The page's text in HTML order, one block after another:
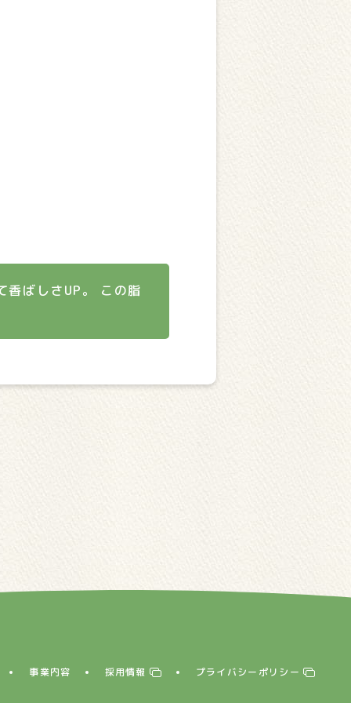
香ばしさUP。 この脂
事業内容 採用情報 プライバシーポリシー